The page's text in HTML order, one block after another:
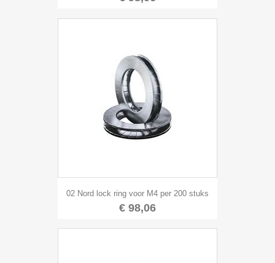
02 Nord lock ring voor M4 per 200 stuks
€ 98,06